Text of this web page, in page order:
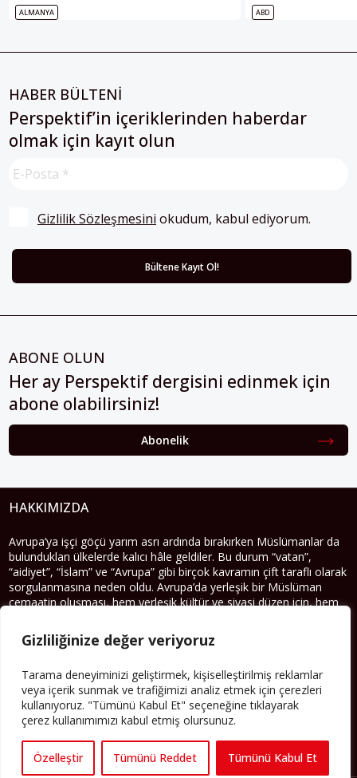
Gizliliğinize değer veriyoruz
Tarama deneyiminizi geliştirmek, kişiselleştirilmiş reklamlar
veya içerik sunmak ve trafiğimizi analiz etmek için çerezleri
kullanıyoruz. "Tümünü Kabul Et" seçeneğine tıklayarak
çerez kullanımımızı kabul etmiş olursunuz.
Özelleştir Tümünü Reddet Tümünü Kabul Et
ALMANYA ABD
HABER BÜLTENİ
Perspektif’in içeriklerinden haberdar
olmak için kayıt olun
Gizlilik Sözleşmesini okudum, kabul ediyorum.
ABONE OLUN
Her ay Perspektif dergisini edinmek için
abone olabilirsiniz!
Abonelik
HAKKIMIZDA
Avrupa’ya işçi göçü yarım asrı ardında bırakırken Müslümanlar da
bulundukları ülkelerde kalıcı hâle geldiler. Bu durum “vatan”,
“aidiyet”, “İslam” ve “Avrupa” gibi birçok kavramın çift taraflı olarak
sorgulanmasına neden oldu. Avrupa’da yerleşik bir Müslüman
cemaatin oluşması, hem yerleşik kültür ve siyasi düzen için, hem
Yazının devamı
PERSPEKTIF’I SOSYAL MEDYADA TAKIP EDEBILIRSINIZ